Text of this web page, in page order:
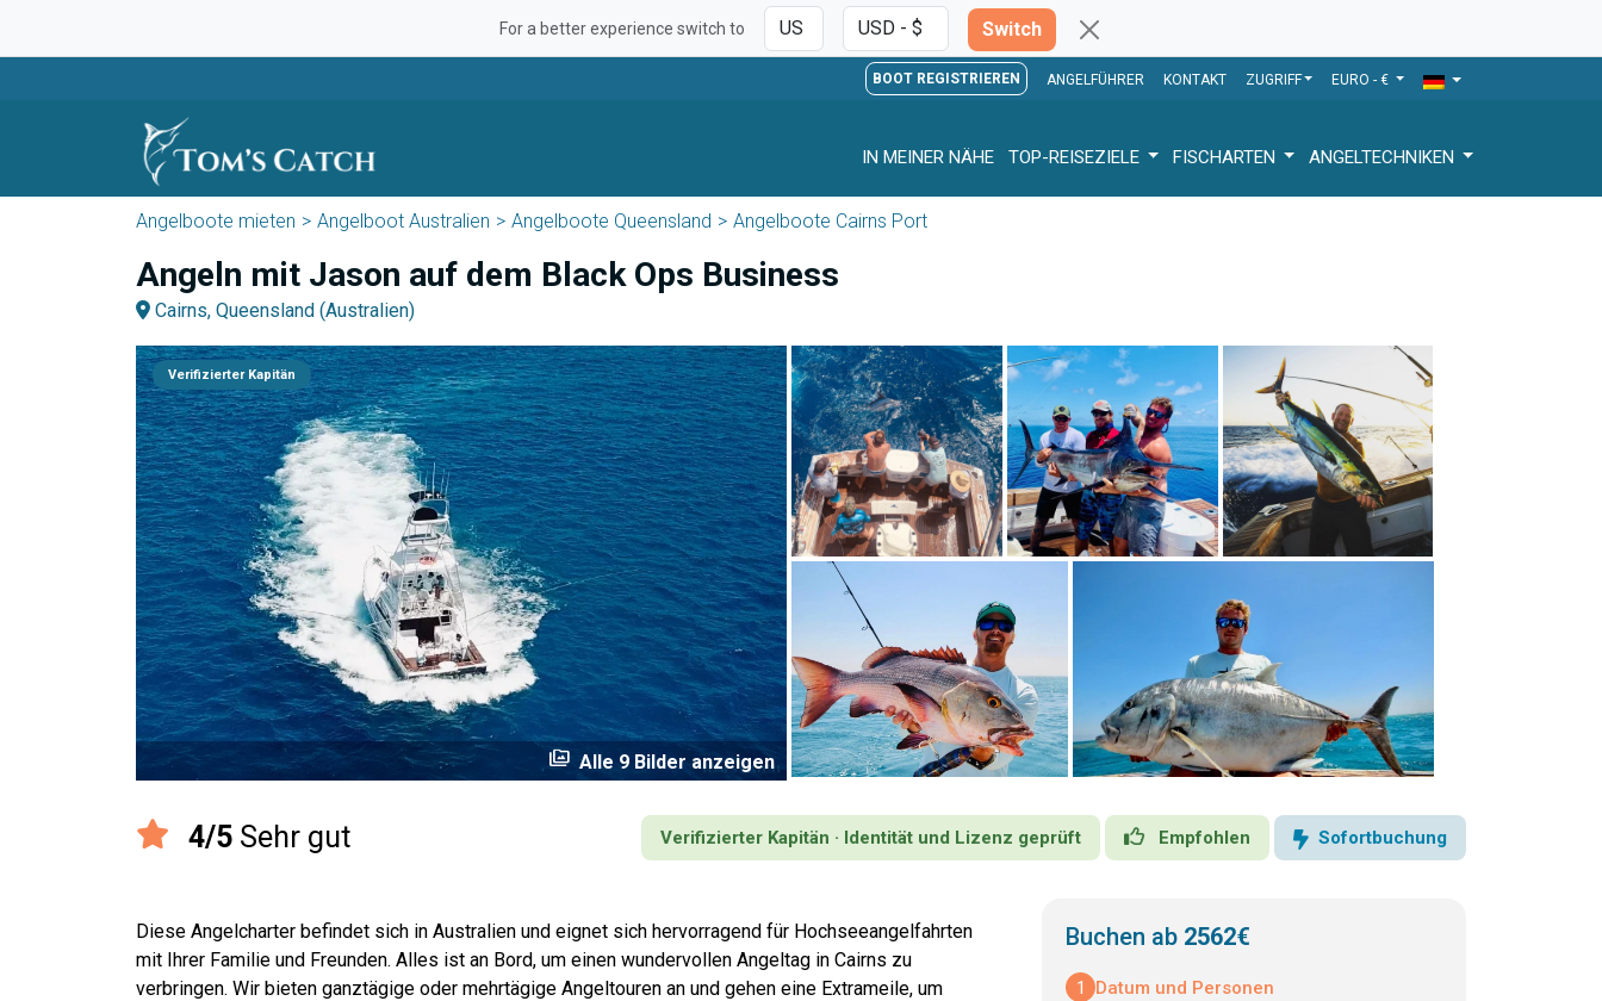
For a better experience switch to Switch
BOOT REGISTRIEREN ANGELFÜHRER KONTAKT ZUGRIFF EURO - €
IN MEINER NÄHE TOP-REISEZIELE FISCHARTEN ANGELTECHNIKEN
Angelboote mieten Angelboot Australien Angelboote Queensland Angelboote Cairns Port
Angeln mit Jason auf dem Black Ops Business
Cairns, Queensland (Australien)
Verifizierter Kapitän
perm_media Alle 9 Bilder anzeigen
4/5 Sehr gut Verifizierter Kapitän · Identität und Lizenz geprüft Empfohlen Sofortbuchung
Diese Angelcharter befindet sich in Australien und eignet sich hervorragend für Hochseeangelfahrten
mit Ihrer Familie und Freunden. Alles ist an Bord, um einen wundervollen Angeltag in Cairns zu
verbringen. Wir bieten ganztägige oder mehrtägige Angeltouren an und gehen eine Extrameile, um
Buchen ab 2562€
1 Datum und Personen